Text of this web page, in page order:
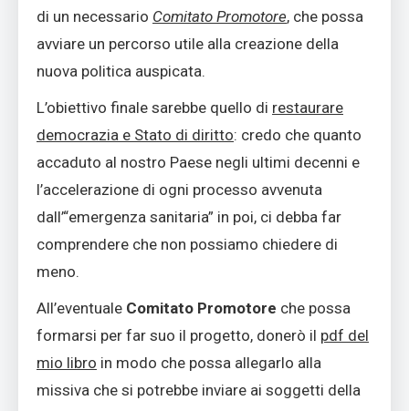
di un necessario Comitato Promotore, che possa
avviare un percorso utile alla creazione della
nuova politica auspicata.
L’obiettivo finale sarebbe quello di restaurare
democrazia e Stato di diritto: credo che quanto
accaduto al nostro Paese negli ultimi decenni e
l’accelerazione di ogni processo avvenuta
dall’“emergenza sanitaria” in poi, ci debba far
comprendere che non possiamo chiedere di
meno.
All’eventuale Comitato Promotore che possa
formarsi per far suo il progetto, donerò il pdf del
mio libro in modo che possa allegarlo alla
missiva che si potrebbe inviare ai soggetti della